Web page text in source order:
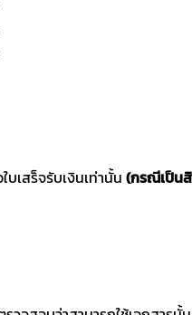
เสร็จรับเงินเท่านั้น (กรณีเป็น